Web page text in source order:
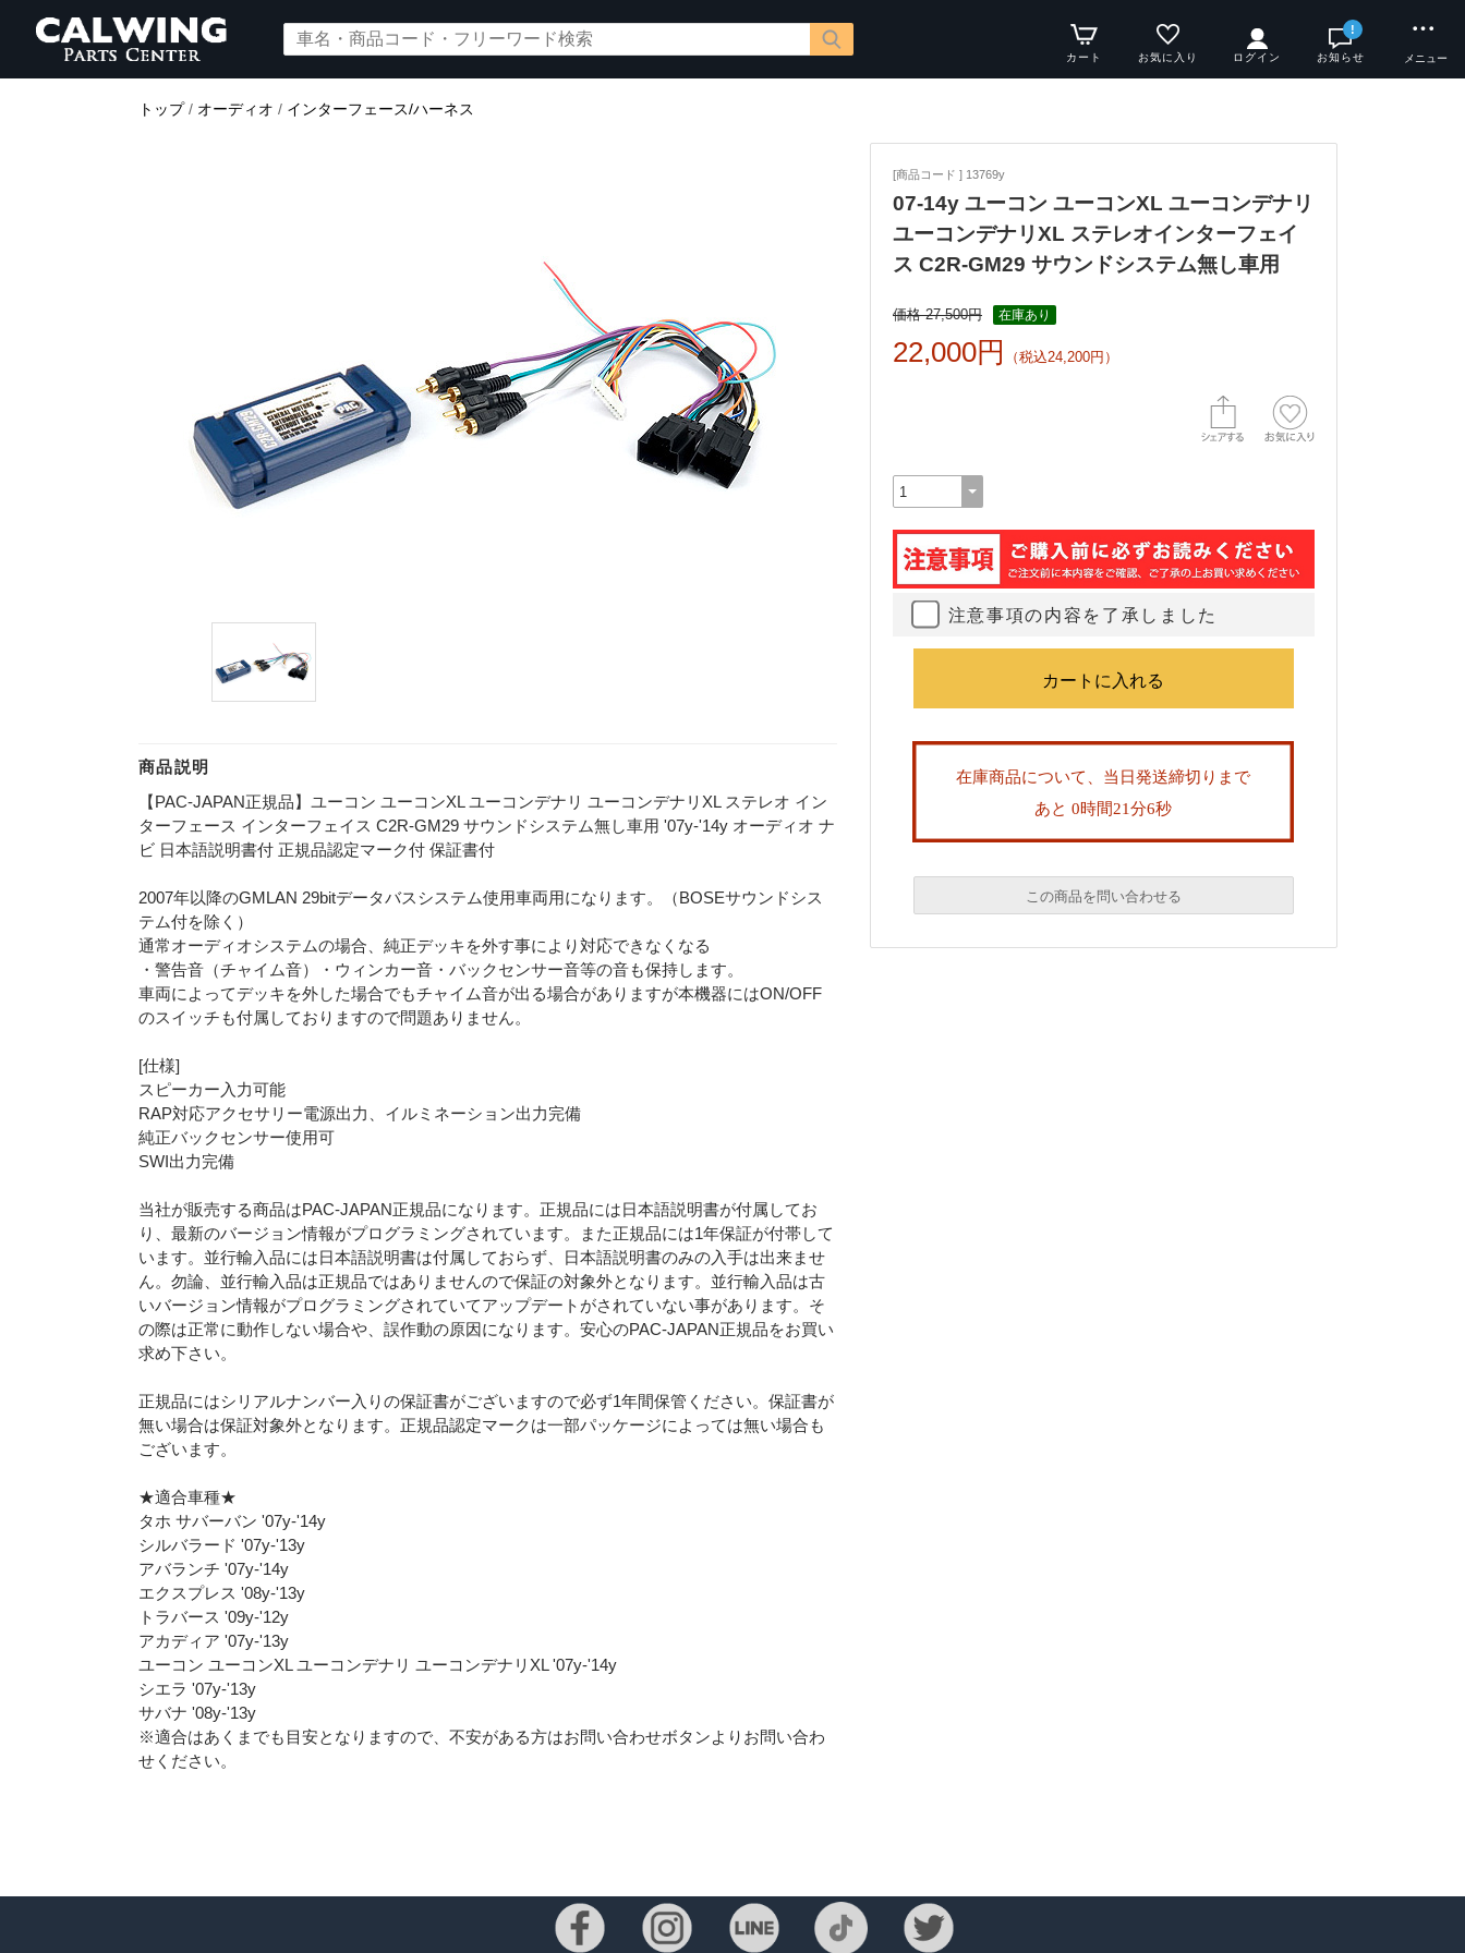
カート お気に入り ログイン
!
お知らせ メニュー
トップ/ オーディオ / インターフェース/ハーネス
商品説明
【PAC-JAPAN正規品】ユーコン ユーコンXL ユーコンデナリ ユーコンデナリXL ステレオ イン
ターフェース インターフェイス C2R-GM29 サウンドシステム無し車用 '07y-'14y オーディオ ナ
ビ 日本語説明書付 正規品認定マーク付 保証書付
2007年以降のGMLAN 29bitデータバスシステム使用車両用になります。（BOSEサウンドシス
テム付を除く）
通常オーディオシステムの場合、純正デッキを外す事により対応できなくなる
・警告音（チャイム音）・ウィンカー音・バックセンサー音等の音も保持します。
車両によってデッキを外した場合でもチャイム音が出る場合がありますが本機器にはON/OFF
のスイッチも付属しておりますので問題ありません。
[仕様]
スピーカー入力可能
RAP対応アクセサリー電源出力、イルミネーション出力完備
純正バックセンサー使用可
SWI出力完備
当社が販売する商品はPAC-JAPAN正規品になります。正規品には日本語説明書が付属してお
り、最新のバージョン情報がプログラミングされています。また正規品には1年保証が付帯して
います。並行輸入品には日本語説明書は付属しておらず、日本語説明書のみの入手は出来ませ
ん。勿論、並行輸入品は正規品ではありませんので保証の対象外となります。並行輸入品は古
いバージョン情報がプログラミングされていてアップデートがされていない事があります。そ
の際は正常に動作しない場合や、誤作動の原因になります。安心のPAC-JAPAN正規品をお買い
求め下さい。
正規品にはシリアルナンバー入りの保証書がございますので必ず1年間保管ください。保証書が
無い場合は保証対象外となります。正規品認定マークは一部パッケージによっては無い場合も
ございます。
★適合車種★
タホ サバーバン '07y-'14y
シルバラード '07y-'13y
アバランチ '07y-'14y
エクスプレス '08y-'13y
トラバース '09y-'12y
アカディア '07y-'13y
ユーコン ユーコンXL ユーコンデナリ ユーコンデナリXL '07y-'14y
シエラ '07y-'13y
サバナ '08y-'13y
※適合はあくまでも目安となりますので、不安がある方はお問い合わせボタンよりお問い合わ
せください。
[商品コード ] 13769y
07-14y ユーコン ユーコンXL ユーコンデナリ
ユーコンデナリXL ステレオインターフェイ
ス C2R-GM29 サウンドシステム無し車用
価格 27,500円 在庫あり
22,000円 （税込24,200円）
注意事項の内容を了承しました
在庫商品について、当日発送締切りまで
あと 0時間21分6秒
この商品を問い合わせる